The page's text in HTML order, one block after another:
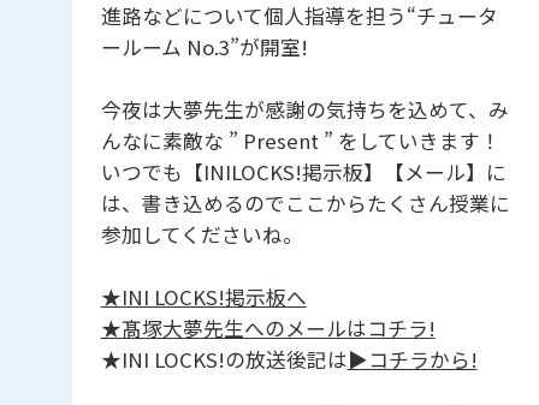
進路などについて個人指導を担う“チュータ
ールーム No.3”が開室!
今夜は大夢先生が感謝の気持ちを込めて、み
んなに素敵な ” Present ” をしていきます！
いつでも【INILOCKS!掲示板】【メール】に
は、書き込めるのでここからたくさん授業に
参加してくださいね。
★INI LOCKS!掲示板へ
★髙塚大夢先生へのメールはコチラ!
★INI LOCKS!の放送後記は▶︎コチラから!